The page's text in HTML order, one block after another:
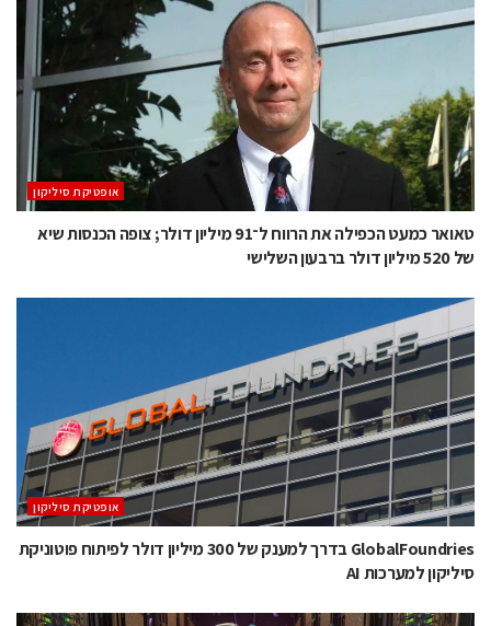
אופטיקת סיליקון
טאואר כמעט הכפילה את הרווח ל־91 מיליון דולר; צופה הכנסות שיא
של 520 מיליון דולר ברבעון השלישי
אופטיקת סיליקון
GlobalFoundries בדרך למענק של 300 מיליון דולר לפיתוח פוטוניקת
סיליקון למערכות AI